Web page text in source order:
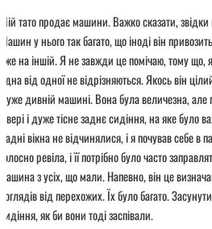
Мій тато продає машини. Важко сказати, звідки
Машин у нього так багато, що іноді він
вже на іншій. Я не завжди це помічаю, тому що,
одна від одної не відрізняються. Якось він
дуже дивній машині. Вона була величезна,
двері і дуже тісне заднє сидіння, на яке було
Задні вікна не відчинялися, і я почував себе в
голосно ревіла, і її потрібно було часто
машина з усіх, що мали. Напевно, він це
поглядів від перехожих. Їх було багато.
сидіння, як би вони тоді заспівали.